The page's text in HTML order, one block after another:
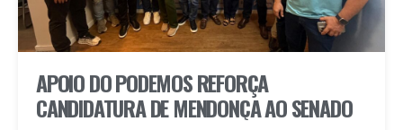
APOIO DO PODEMOS REFORÇA
CANDIDATURA DE MENDONÇA AO SENADO